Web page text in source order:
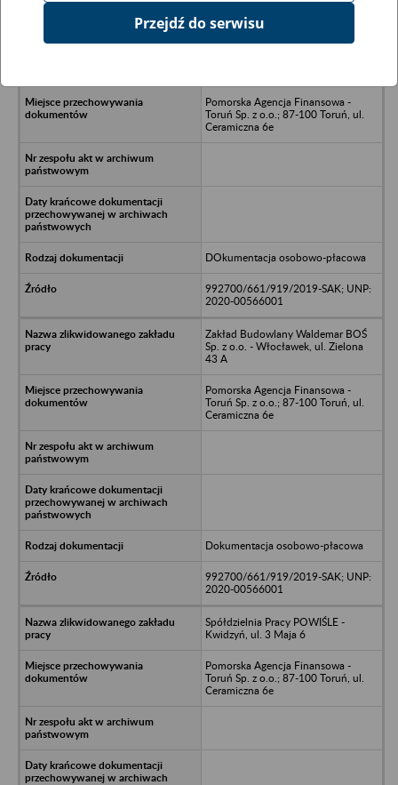
Przedsiębiorstwo Produkcyjno-
Pomorska Agencja Finansowa -
Toruń Sp. z o.o.; 87-100 Toruń, ul.
Ceramiczna 6e
DOkumentacja osobowo-płacowa
992700/661/919/2019-SAK; UNP:
2020-00566001
Zakład Budowlany Waldemar BOŚ
Sp. z o.o. - Włocławek, ul. Zielona
43 A
Pomorska Agencja Finansowa -
Toruń Sp. z o.o.; 87-100 Toruń, ul.
Ceramiczna 6e
Dokumentacja osobowo-płacowa
992700/661/919/2019-SAK; UNP:
2020-00566001
Spółdzielnia Pracy POWIŚLE -
Kwidzyń, ul. 3 Maja 6
Pomorska Agencja Finansowa -
Toruń Sp. z o.o.; 87-100 Toruń, ul.
Ceramiczna 6e
Przejdź do serwisu